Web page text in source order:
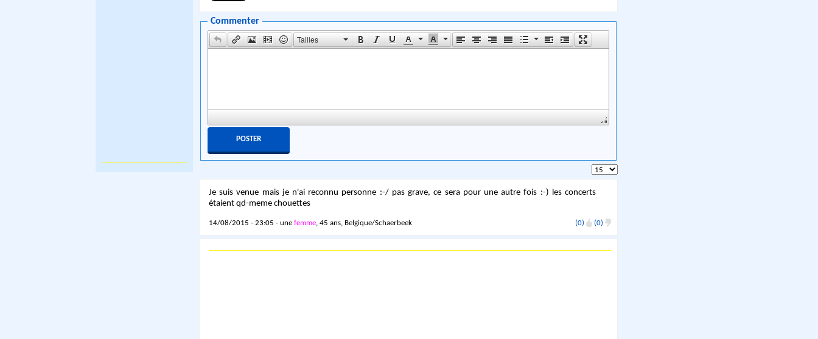
Commenter
Tailles
Je suis venue mais je n'ai reconnu personne :-/ pas grave, ce sera pour une autre fois :-) les concerts
étaient qd-meme chouettes
14/08/2015 - 23:05 - une femme, 45 ans, Belgique/Schaerbeek (0) (0)